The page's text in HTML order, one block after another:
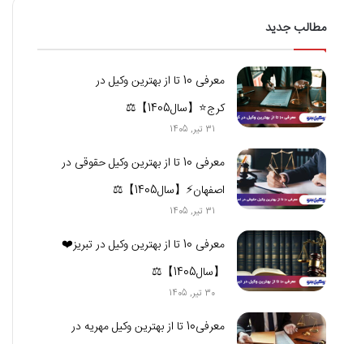
مطالب جدید
معرفی 10 تا از بهترین وکیل در
کرج⭐【سال1405】⚖️
31 تیر, 1405
معرفی 10 تا از بهترین وکیل حقوقی در
اصفهان⚡【سال1405】⚖️
31 تیر, 1405
معرفی 10 تا از بهترین وکیل در تبریز❤️
【سال1405】⚖️
30 تیر, 1405
معرفی10 تا از بهترین وکیل مهریه در